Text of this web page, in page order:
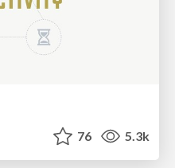
76 5.3k